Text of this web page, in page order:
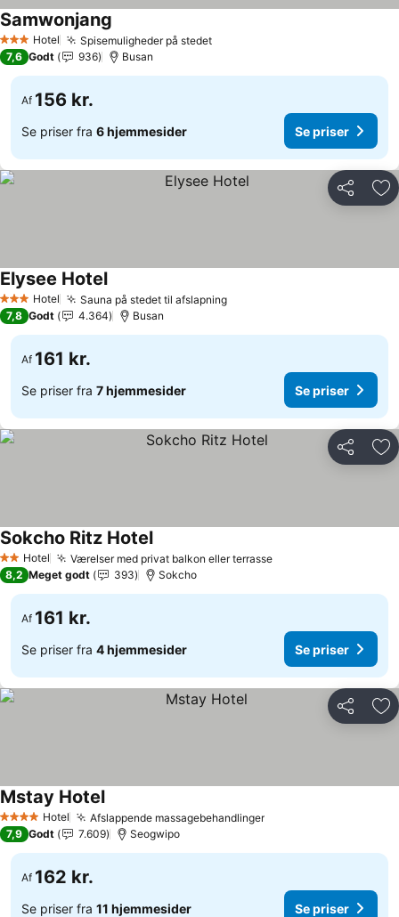
3 StjernerHotel Spisemuligheder på stedet
Samwonjang
7,6 Godt 936 Busan
Af 156 kr.
Se priser fra 6 hjemmesider Se priser
Del
3 StjernerHotel Sauna på stedet til afslapning
Elysee Hotel
7,8 Godt 4.364 Busan
Af 161 kr.
Se priser fra 7 hjemmesider Se priser
Del
2 Stjerner
Hotel Værelser med privat balkon eller terrasse
Sokcho Ritz Hotel
8,2 Meget godt 393 Sokcho
Af 161 kr.
Se priser fra 4 hjemmesider Se priser
Del
4 StjernerHotel Afslappende massagebehandlinger
Mstay Hotel
7,9 Godt 7.609 Seogwipo
Af 162 kr.
Se priser fra 11 hjemmesider Se priser